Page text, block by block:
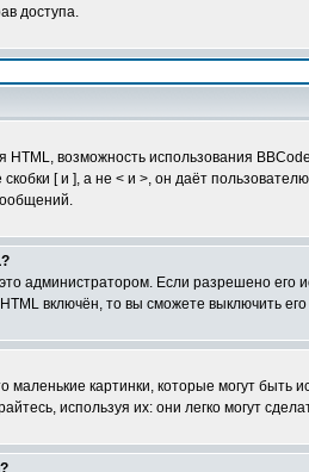
доступа.
HTML, возможность использования
[ и ], а не < и >, он даёт
администратором. Если разрешено его
включён, то вы сможете выключить
картинки, которые могут быть
используя их: они легко могут